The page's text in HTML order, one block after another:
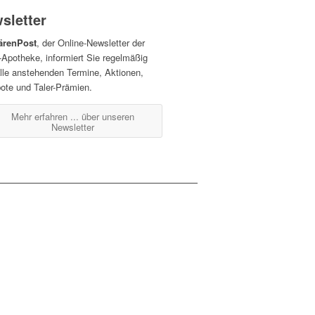
, der Online-Newsletter der
Apotheke, informiert Sie regelmäßig
anstehenden Termine, Aktionen,
und Taler-Prämien.
Mehr erfahren ... über unseren
Newsletter